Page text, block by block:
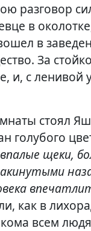
разговор
в
в
За
и, с ленивой
стоял
голубого
щеки,
как в
всем